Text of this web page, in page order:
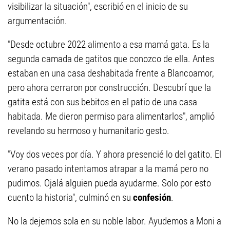
visibilizar la situación", escribió en el inicio de su
argumentación.
"Desde octubre 2022 alimento a esa mamá gata. Es la
segunda camada de gatitos que conozco de ella. Antes
estaban en una casa deshabitada frente a Blancoamor,
pero ahora cerraron por construcción. Descubrí que la
gatita está con sus bebitos en el patio de una casa
habitada. Me dieron permiso para alimentarlos", amplió
revelando su hermoso y humanitario gesto.
"Voy dos veces por día. Y ahora presencié lo del gatito. El
verano pasado intentamos atrapar a la mamá pero no
pudimos. Ojalá alguien pueda ayudarme. Solo por esto
cuento la historia", culminó en su confesión.
No la dejemos sola en su noble labor. Ayudemos a Moni a